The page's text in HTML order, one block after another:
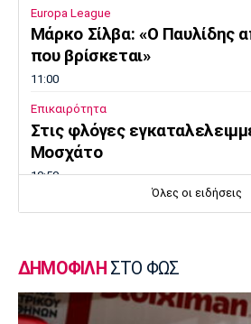
Europa League
Μάρκο Σίλβα: «Ο Παυλίδης
που βρίσκεται»
11:00
Επικαιρότητα
Στις φλόγες
Μοσχάτο
10:50
10:40
Μπάσκετ
Όλες οι ειδήσεις
ΔΗΜΟΦΙΛΗ ΣΤΟ ΦΩΣ